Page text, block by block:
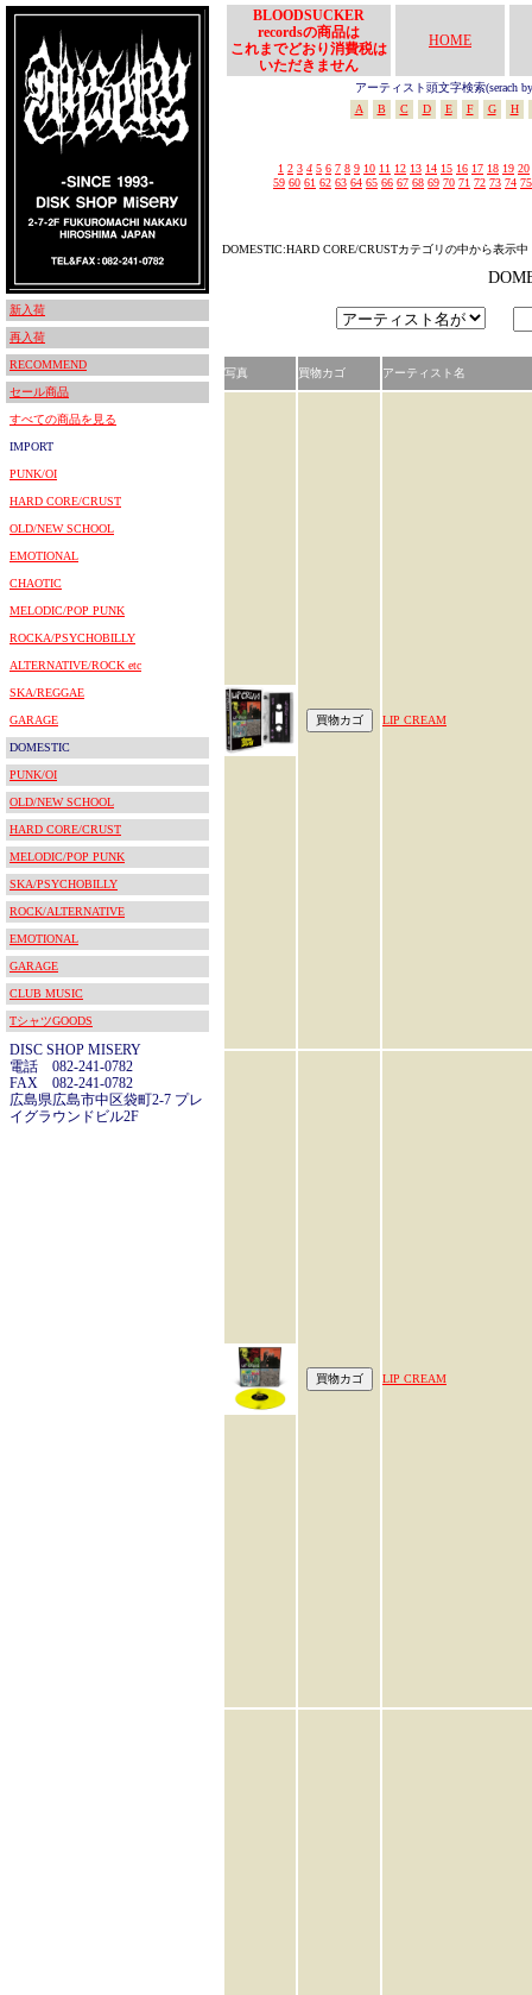
新入荷
再入荷
RECOMMEND
セール商品
すべての商品を見る
IMPORT
PUNK/OI
HARD CORE/CRUST
OLD/NEW SCHOOL
EMOTIONAL
CHAOTIC
MELODIC/POP PUNK
ROCKA/PSYCHOBILLY
ALTERNATIVE/ROCK etc
SKA/REGGAE
GARAGE
DOMESTIC
PUNK/OI
OLD/NEW SCHOOL
HARD CORE/CRUST
MELODIC/POP PUNK
SKA/PSYCHOBILLY
ROCK/ALTERNATIVE
EMOTIONAL
GARAGE
CLUB MUSIC
TシャツGOODS
DISC SHOP MISERY
電話 082-241-0782
FAX 082-241-0782
広島県広島市中区袋町2-7 プレ
イグラウンドビル2F
BLOODSUCKER
recordsの商品は
これまでどおり消費税は
いただきません
HOME
アーティスト頭文字検索(serach
A
B C D E F G H
1 2 3 4 5 6 7 8 9 10 11 12 13 14 15 16 17 18 19 20
59 60 61 62 63 64 65 66 67 68 69 70 71 72 73 74 75
DOMESTIC:HARD CORE/CRUSTカテゴリの中から表示中
写真 買物カゴ アーティスト名
LIP CREAM
LIP CREAM